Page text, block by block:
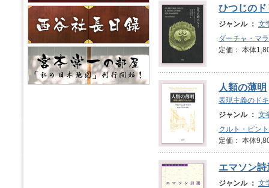
ひつじのド
ジャンル ： 文
ダーチャ・マ
定価： 本体
人類の薄明
表現主義のド
ジャンル ： 文
クルト・ピン
定価： 本体
エマソン詩
ジャンル ： 文